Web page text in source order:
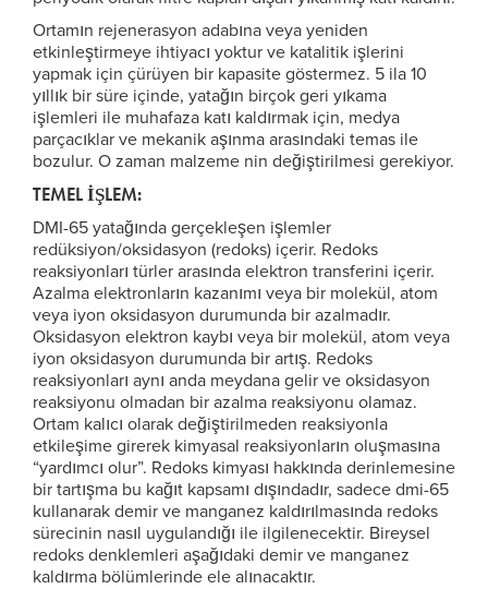
Ortamın rejenerasyon adabına veya yeniden
etkinleştirmeye ihtiyacı yoktur ve katalitik işlerini
yapmak için çürüyen bir kapasite göstermez. 5 ila 10
yıllık bir süre içinde, yatağın birçok geri yıkama
işlemleri ile muhafaza katı kaldırmak için, medya
parçacıklar ve mekanik aşınma arasındaki temas ile
bozulur. O zaman malzeme nin değiştirilmesi gerekiyor.
TEMEL İŞLEM:
DMI-65 yatağında gerçekleşen işlemler
redüksiyon/oksidasyon (redoks) içerir. Redoks
reaksiyonları türler arasında elektron transferini içerir.
Azalma elektronların kazanımı veya bir molekül, atom
veya iyon oksidasyon durumunda bir azalmadır.
Oksidasyon elektron kaybı veya bir molekül, atom veya
iyon oksidasyon durumunda bir artış. Redoks
reaksiyonları aynı anda meydana gelir ve oksidasyon
reaksiyonu olmadan bir azalma reaksiyonu olamaz.
Ortam kalıcı olarak değiştirilmeden reaksiyonla
etkileşime girerek kimyasal reaksiyonların oluşmasına
“yardımcı olur”. Redoks kimyası hakkında derinlemesine
bir tartışma bu kağıt kapsamı dışındadır, sadece dmi-65
kullanarak demir ve manganez kaldırılmasında redoks
sürecinin nasıl uygulandığı ile ilgilenecektir. Bireysel
redoks denklemleri aşağıdaki demir ve manganez
kaldırma bölümlerinde ele alınacaktır.